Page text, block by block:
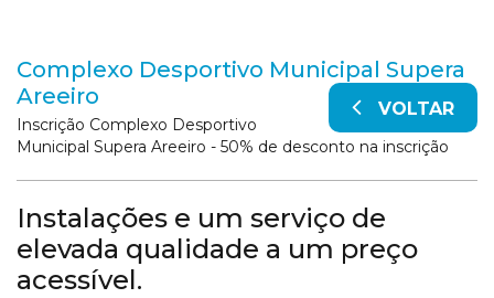
Complexo Desportivo Municipal Supera
Areeiro
VOLTAR
Inscrição Complexo Desportivo
Municipal Supera Areeiro - 50% de desconto na inscrição
Instalações e um serviço de
elevada qualidade a um preço
acessível.